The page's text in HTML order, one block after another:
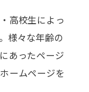
高校生によっ
様々な年齢の
あったページ
ームページを